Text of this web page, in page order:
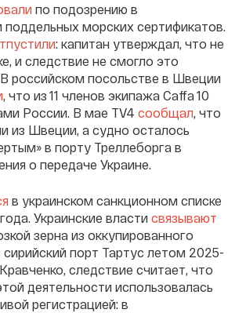
по подозрению в
поддельных морских сертификатов.
: капитан утверждал, что не
и следствие не смогло это
российском посольстве в Швеции
, что из 11 членов экипажа Caffa 10
России. В мае TV4 сообщал , что
из Швеции, а судно осталось
в порту Треллеборга в
о передаче Украине.
в украинском санкционном списке
Украинские власти связывают
зерна из оккупированного
порт Тартус летом 2025-
следствие считает, что
деятельности использовалась
регистрацией: в